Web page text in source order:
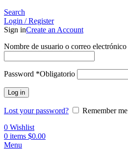
Search
Login / Register
Sign inCreate an Account
Nombre de usuario o correo electrónico
Password *Obligatorio
Log in
Lost your password?
Remember me
0 Wishlist
0 items $0.00
Menu